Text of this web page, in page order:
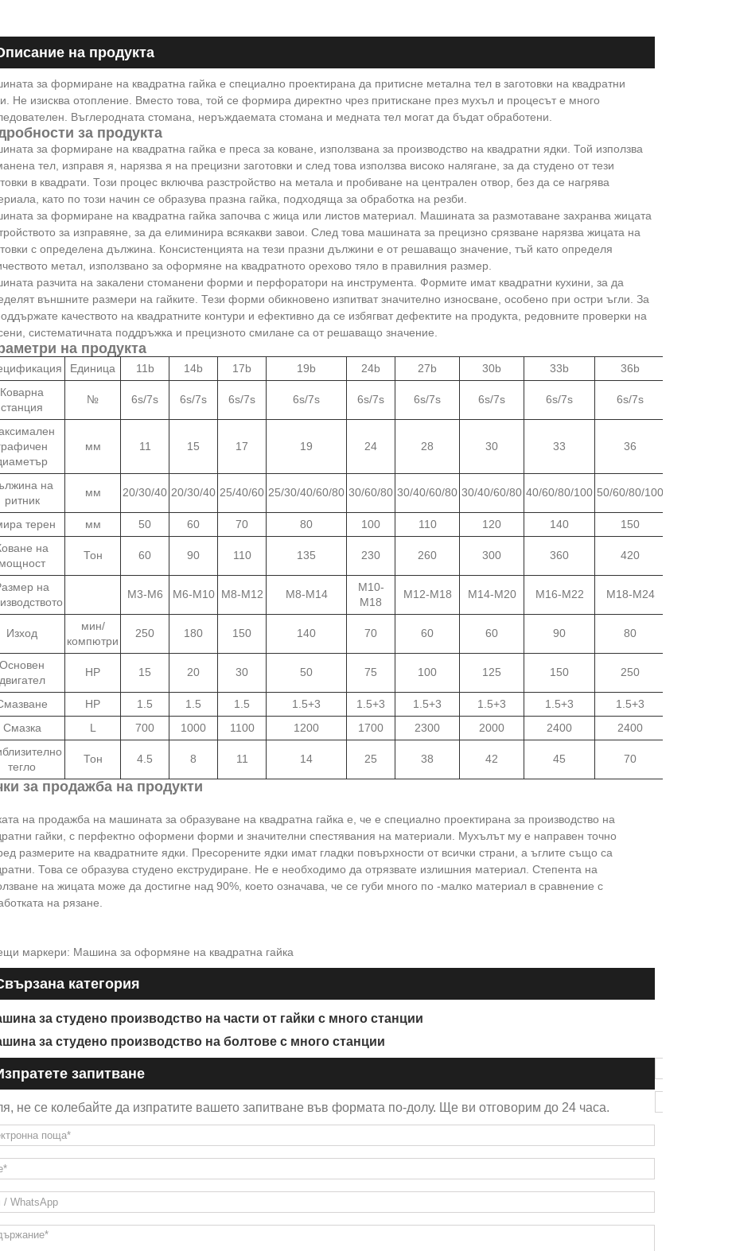
на продукта
за формиране на квадратна гайка е специално проектирана да притисне метална тел в заготовки на квадратни
Не изисква отопление. Вместо това, той се формира директно чрез притискане през мухъл и процесът е много
Въглеродната стомана, неръждаемата стомана и медната тел могат да бъдат обработени.
за продукта
за формиране на квадратна гайка е преса за коване, използвана за производство на квадратни ядки. Той използва
тел, изправя я, нарязва я на прецизни заготовки и след това използва високо налягане, за да студено от тези
в квадрати. Този процес включва разстройство на метала и пробиване на централен отвор, без да се нагрява
като по този начин се образува празна гайка, подходяща за обработка на резби.
за формиране на квадратна гайка започва с жица или листов материал. Машината за размотаване захранва жицата
за изправяне, за да елиминира всякакви завои. След това машината за прецизно срязване нарязва жицата на
с определена дължина. Консистенцията на тези празни дължини е от решаващо значение, тъй като определя
метал, използвано за оформяне на квадратното орехово тяло в правилния размер.
разчита на закалени стоманени форми и перфоратори на инструмента. Формите имат квадратни кухини, за да
външните размери на гайките. Тези форми обикновено изпитват значително износване, особено при остри ъгли. За
качеството на квадратните контури и ефективно да се избягват дефектите на продукта, редовните проверки на
систематичната поддръжка и прецизното смилане са от решаващо значение.
на продукта
Единица 11b 14b 17b 19b 24b 27b 30b 33b 36b
Коварна
станция
№ 6s/7s 6s/7s 6s/7s 6s/7s 6s/7s 6s/7s 6s/7s 6s/7s 6s/7s
мм 11 15 17 19 24 28 30 33 36
на
ритник
мм 20/30/40 20/30/40 25/40/60 25/30/40/60/80 30/60/80 30/40/60/80 30/40/60/80 40/60/80/100 50/60/80/100
терен мм 50 60 70 80 100 110 120 140 150
на
мощност
Тон 60 90 110 135 230 260 300 360 420
на
M3-M6 M6-M10 M8-M12 M8-M14
M10-
M18
M12-M18 M14-M20 M16-M22 M18-M24
Изход
мин/
компютри
250 180 150 140 70 60 60 90 80
Основен
двигател
HP 15 20 30 50 75 100 125 150 250
HP 1.5 1.5 1.5 1.5+3 1.5+3 1.5+3 1.5+3 1.5+3 1.5+3
Смазка
L 700 1000 1100 1200 1700 2300 2000 2400 2400
тегло
Тон 4.5 8 11 14 25 38 42 45 70
за продажба на продукти
на продажба на машината за образуване на квадратна гайка е, че е специално проектирана за производство на
гайки, с перфектно оформени форми и значителни спестявания на материали. Мухълът му е направен точно
размерите на квадратните ядки. Пресорените ядки имат гладки повърхности от всички страни, а ъглите също са
Това се образува студено екструдиране. Не е необходимо да отрязвате излишния материал. Степента на
на жицата може да достигне над 90%, което означава, че се губи много по -малко материал в сравнение с
на рязане.
маркери: Машина за оформяне на квадратна гайка
категория
за студено производство на части от гайки с много станции
за студено производство на болтове с много станции
запитване
не се колебайте да изпратите вашето запитване във формата по-долу. Ще ви отговорим до 24 часа.